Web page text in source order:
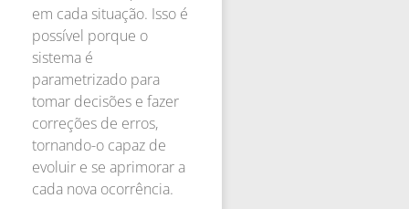
em cada situação. Isso é
possível porque o
sistema é
parametrizado para
tomar decisões e fazer
correções de erros,
tornando-o capaz de
evoluir e se aprimorar a
cada nova ocorrência.